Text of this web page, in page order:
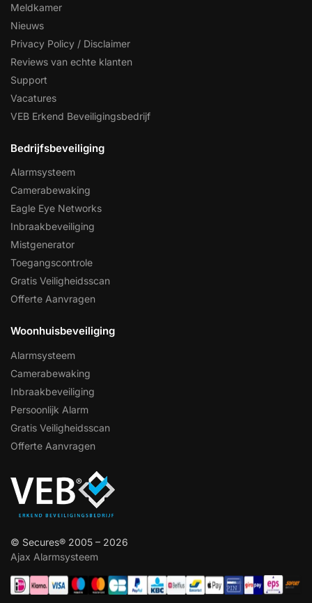
Meldkamer
Nieuws
Privacy Policy / Disclaimer
Reviews van echte klanten
Support
Vacatures
VEB Erkend Beveiligingsbedrijf
Bedrijfsbeveiliging
Alarmsysteem
Camerabewaking
Eagle Eye Networks
Inbraakbeveiliging
Mistgenerator
Toegangscontrole
Gratis Veiligheidsscan
Offerte Aanvragen
Woonhuisbeveiliging
Alarmsysteem
Camerabewaking
Inbraakbeveiliging
Persoonlijk Alarm
Gratis Veiligheidsscan
Offerte Aanvragen
© Secures® 2005 – 2026
Ajax Alarmsysteem